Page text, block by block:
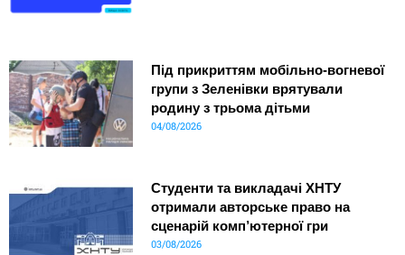
Під прикриттям мобільно-вогневої
групи з Зеленівки врятували
родину з трьома дітьми
04/08/2026
Студенти та викладачі ХНТУ
отримали авторське право на
сценарій комп’ютерної гри
03/08/2026